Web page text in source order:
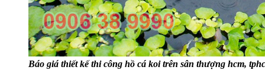
Báo giá thiết kế thi công hồ cá koi trên sân thượng hcm,